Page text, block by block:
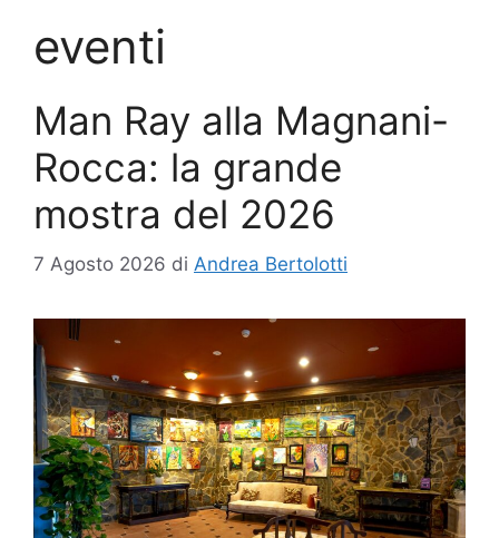
eventi
Man Ray alla Magnani-
Rocca: la grande
mostra del 2026
7 Agosto 2026 di Andrea Bertolotti